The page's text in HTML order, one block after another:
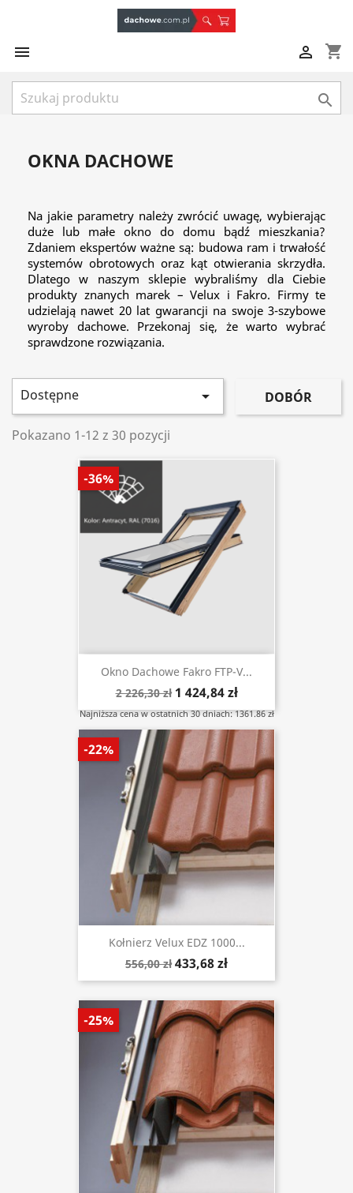
 shopping_cart


OKNA DACHOWE
Na jakie parametry należy zwrócić uwagę, wybierając
duże lub małe okno do domu bądź mieszkania?
Zdaniem ekspertów ważne są: budowa ram i trwałość
systemów obrotowych oraz kąt otwierania skrzydła.
Dlatego w naszym sklepie wybraliśmy dla Ciebie
produkty znanych marek – Velux i Fakro. Firmy te
udzielają nawet 20 lat gwarancji na swoje 3-szybowe
wyroby dachowe. Przekonaj się, że warto wybrać
sprawdzone rozwiązania.
Dostępne  DOBÓR
Pokazano 1-12 z 30 pozycji
Okno Dachowe Fakro FTP-V...
2 226,30 zł 1 424,84 zł
Najniższa cena w ostatnich 30 dniach: 1361.86 zł
-36%
Kołnierz Velux EDZ 1000...
556,00 zł 433,68 zł
-22%
-25%